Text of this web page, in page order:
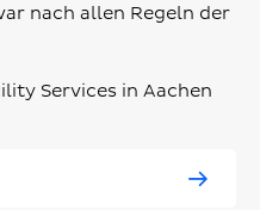
nach allen Regeln der
Services in Aachen